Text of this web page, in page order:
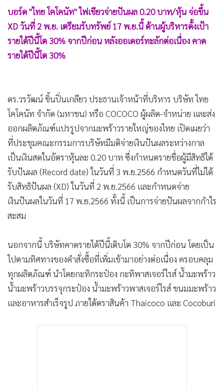
• จีน
• ชุมชน-คุณภาพชีวิต
• อาชญากรรม
• Motoring
วิทยาศาสตร์
• SMEs
• อินโดจีน
กองทุนรวม
• Celeb Online
• Factcheck
• ญี่ปุ่น
• News1
บอร์ด "ไทย โคโคนัท" ไฟเขียวจ่ายปันผล 0.20 บาท/หุ้น จ่อขึ้น
XD วันที่ 2 พ.ย. เตรียมรับทรัพย์ 17 พ.ย.นี้ ด้านผู้บริหารตั้งเป้า
รายได้ปีนี้โต 30% จากปีก่อน หลังออเดอร์ทะลักต่อเนื่อง คาด
รายได้ปีนี้โต 30%
ดร.วรวัฒน์ ชิ้นปิ่นเกลียว ประธานเจ้าหน้าที่บริหาร บริษัท ไทย
โคโคนัท จำกัด (มหาชน) หรือ COCOCO ผู้ผลิต-จำหน่าย และส่ง
ออกผลิตภัณฑ์แปรรูปจากมะพร้าวรายใหญ่ของไทย เปิดเผยว่า
ที่ประชุมคณะกรรมการบริษัทมีมติจ่ายเงินปันผลระหว่างกาล
เป็นเงินสดในอัตราหุ้นละ 0.20 บาท ซึ่งกำหนดรายชื่อผู้มีสิทธิได้
รับปันผล (Record date) ในวันที่ 3 พ.ย.2566 กำหนดวันที่ไม่ได้
รับสิทธิปันผล (XD) ในวันที่ 2 พ.ย.2566 และกำหนดจ่าย
เงินปันผลในวันที่ 17 พ.ย.2566 ทั้งนี้ เป็นการจ่ายปันผลจากกำไร
สะสม
นอกจากนี้ บริษัทคาดรายได้ปีนี้เติบโต 30% จากปีก่อน โดยเป็น
ไปตามทิศทางของคำสั่งซื้อที่เพิ่มเข้ามาอย่างต่อเนื่อง ครอบคลุม
ทุกผลิตภัณฑ์ นำโดยกะทิกระป๋อง กะทิพาสเจอร์ไรส์ น้ำมะพร้าว
น้ำมะพร้าวบรรจุกระป๋อง น้ำมะพร้าวพาสเจอร์ไรส์ ขนมมะพร้าว
และอาหารสำเร็จรูป ภายใต้ตราสินค้า Thaicoco และ Cocoburi